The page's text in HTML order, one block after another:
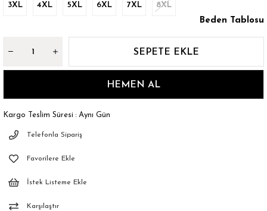
3XL 4XL 5XL 6XL 7XL
8XL
Beden Tablosu
Kargo Teslim Süresi : Aynı Gün
Telefonla Sipariş
Favorilere Ekle
İstek Listeme Ekle
Karşılaştır